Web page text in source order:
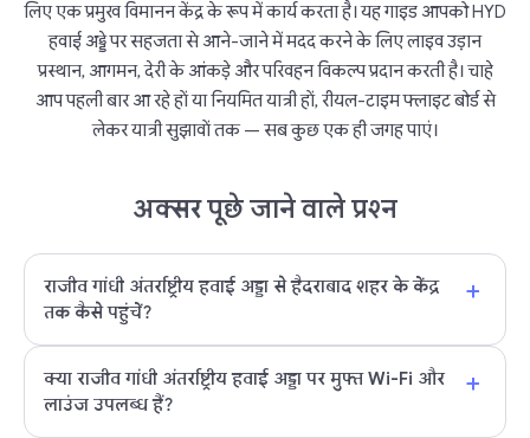
लिए एक प्रमुख विमानन केंद्र के रूप में कार्य करता है। यह गाइड आपको HYD
हवाई अड्डे पर सहजता से आने-जाने में मदद करने के लिए लाइव उड़ान
प्रस्थान, आगमन, देरी के आंकड़े और परिवहन विकल्प प्रदान करती है। चाहे
आप पहली बार आ रहे हों या नियमित यात्री हों, रीयल-टाइम फ्लाइट बोर्ड से
लेकर यात्री सुझावों तक — सब कुछ एक ही जगह पाएं।
अक्सर पूछे जाने वाले प्रश्न
राजीव गांधी अंतर्राष्ट्रीय हवाई अड्डा से हैदराबाद शहर के केंद्र
तक कैसे पहुंचें?
+
क्या राजीव गांधी अंतर्राष्ट्रीय हवाई अड्डा पर मुफ्त Wi-Fi और
लाउंज उपलब्ध हैं?
+